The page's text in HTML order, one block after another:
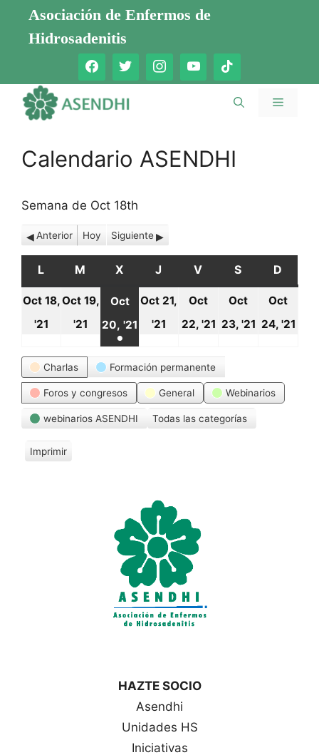
Saltar
contenido
Asociación de Enfermos de
Hidrosadenitis
Menú
Calendario ASENDHI
Semana de Oct 18th
Anterior Hoy Siguiente
L LUNES
M MARTES
X MIÉRCOLES
J JUEVES
V VIERNES
S SÁBADO
D
Oct 18,
'21
octubre,
2021
Oct 19,
'21
19
octubre,
2021
Oct
20, '21
20
octubre,
2021
●
(1
event)
Oct 21,
'21
21
2021
Oct
22, '21 22
2021
Oct
23, '21 23
Oct
24, '21
Categorías
Charlas Formación permanente
Foros y congresos General Webinarios
webinarios ASENDHI Todas las categorías
Imprimir
V
HAZTE SOCIO
Asendhi
Unidades HS
Iniciativas